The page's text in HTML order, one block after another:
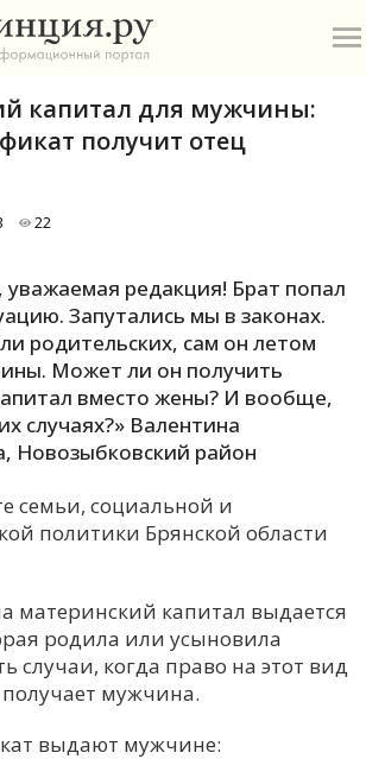
П
капитал для мужчины:
получит отец
22
редакция! Брат попал
Запутались мы в законах.
родительских, сам он летом
Может ли он получить
вместо жены? И вообще,
случаях?» Валентина
Новозыбковский район
семьи, социальной и
политики Брянской области
материнский капитал выдается
родила или усыновила
случаи, когда право на этот вид
мужчина.
выдают мужчине: